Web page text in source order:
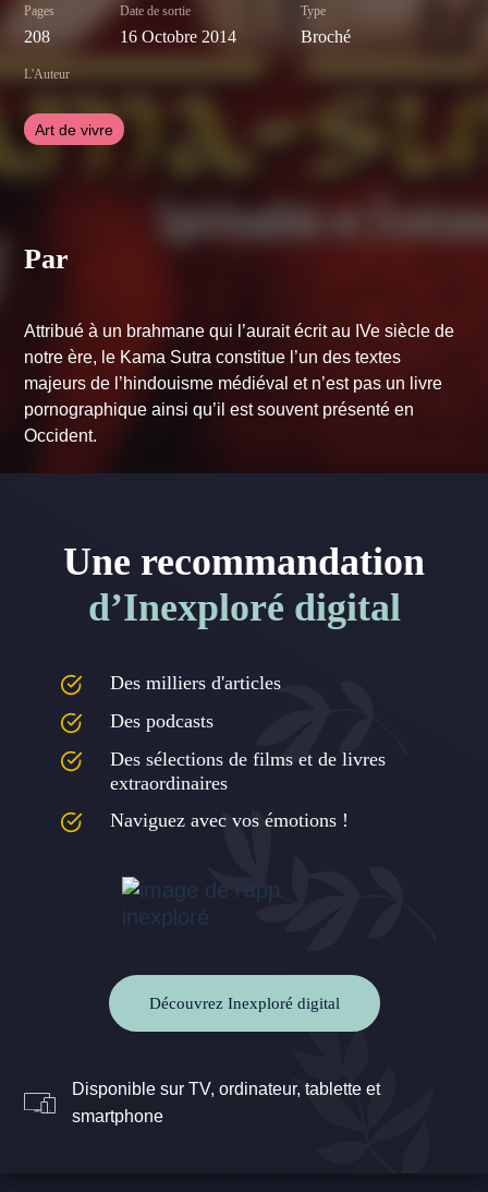
Pages
208
Date de sortie
16 Octobre 2014
Type
Broché
L'Auteur
Art de vivre
Par
Attribué à un brahmane qui l’aurait écrit au IVe siècle de
notre ère, le Kama Sutra constitue l’un des textes
majeurs de l’hindouisme médiéval et n’est pas un livre
pornographique ainsi qu’il est souvent présenté en
Occident.
Une recommandation
d’Inexploré digital
Des milliers d'articles
Des podcasts
Des sélections de films et de livres
extraordinaires
Naviguez avec vos émotions !
Découvrez Inexploré digital
Disponible sur TV, ordinateur, tablette et
smartphone